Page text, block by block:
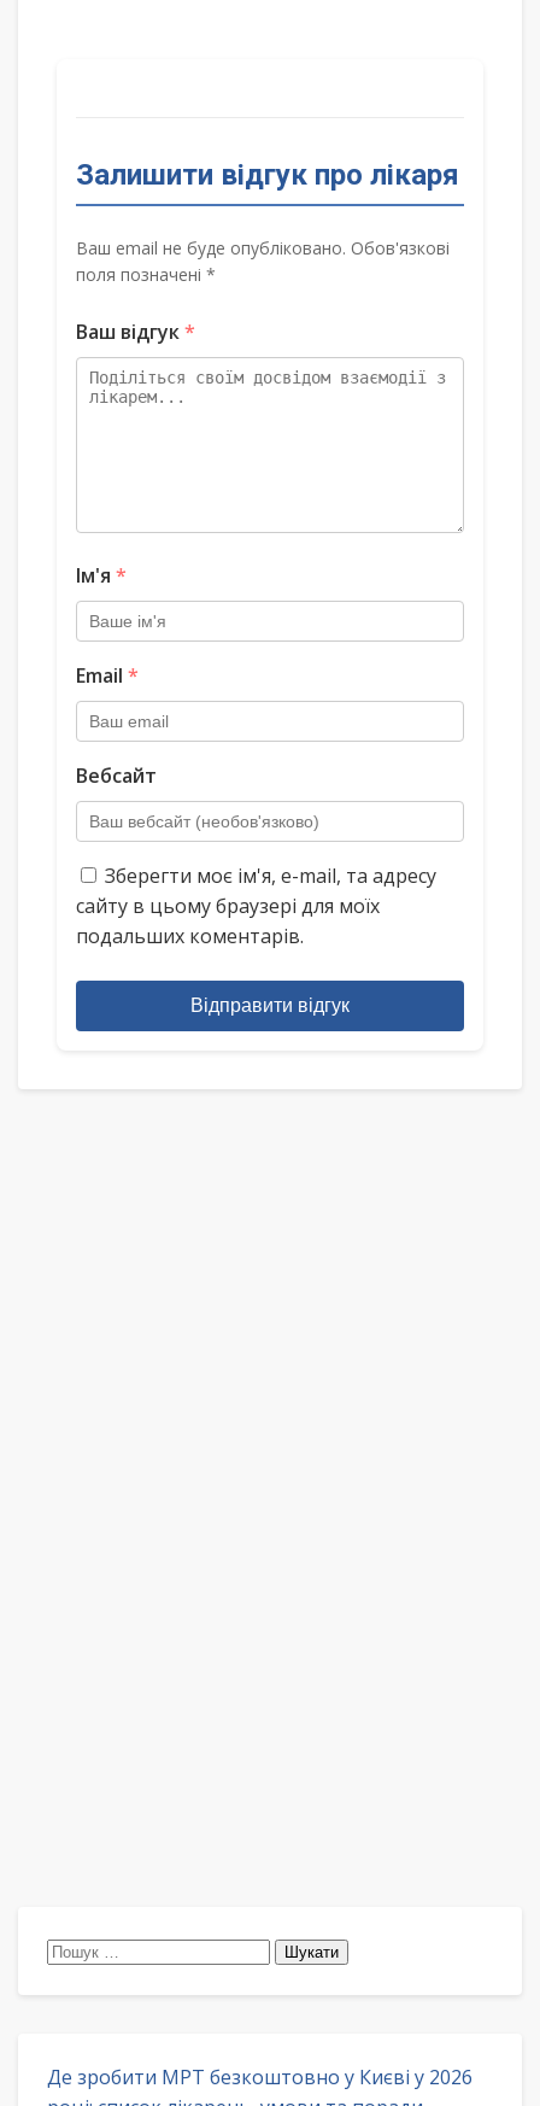
Залишити відгук про лікаря
Ваш email не буде опубліковано. Обов'язкові
поля позначені *
Ваш відгук*
Ім'я *
Email *
Вебсайт
Зберегти моє ім'я, e-mail, та адресу
сайту в цьому браузері для моїх
подальших коментарів.
Відправити відгук
Пошук:
Де зробити МРТ безкоштовно у Києві у 2026